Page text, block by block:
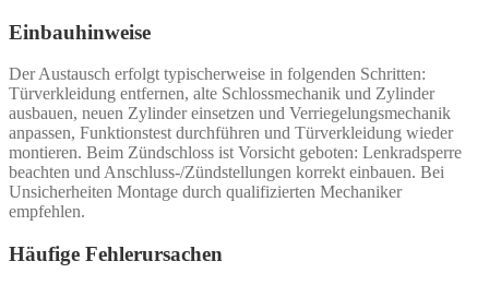
Einbauhinweise
Der Austausch erfolgt typischerweise in folgenden Schritten:
Türverkleidung entfernen, alte Schlossmechanik und Zylinder
ausbauen, neuen Zylinder einsetzen und Verriegelungsmechanik
anpassen, Funktionstest durchführen und Türverkleidung wieder
montieren. Beim Zündschloss ist Vorsicht geboten: Lenkradsperre
beachten und Anschluss-/Zündstellungen korrekt einbauen. Bei
Unsicherheiten Montage durch qualifizierten Mechaniker
empfehlen.
Häufige Fehlerursachen